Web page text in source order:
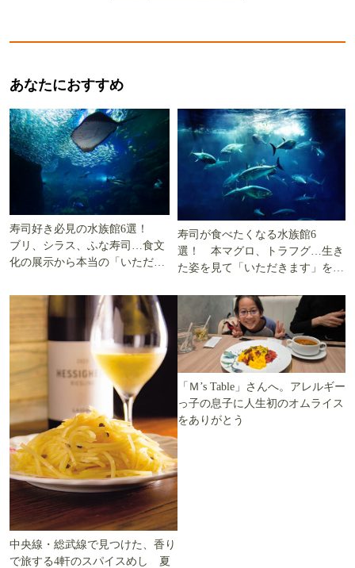
あなたにおすすめ
寿司好き必見の水族館6選！
ブリ、シラス、ふな寿司…食文
化の展示から本当の「いただき
寿司が食べたくなる水族館6
選！ 本マグロ、トラフグ…生き
た姿を見て「いただきます」を考
中央線・総武線で見つけた、香り
で旅する4軒のスパイスめし 夏
「Ｍ’s Table」さんへ。アレルギー
っ子の息子に人生初のオムライス
をありがとう